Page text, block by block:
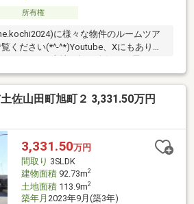
所有権
に様々な物件のルームツア
ください(*^-^*)Youtube、Xにもありま
境】・香美市立大宮小学校 徒歩50分
香北中学校 徒歩49分（約3860ｍ）
佐山田町旭町２ 3,331.50万円
3,331.50万円
間取り 3SLDK
建物面積92.73m2
土地面積113.9m2
築年月 2023年9月(築3年)